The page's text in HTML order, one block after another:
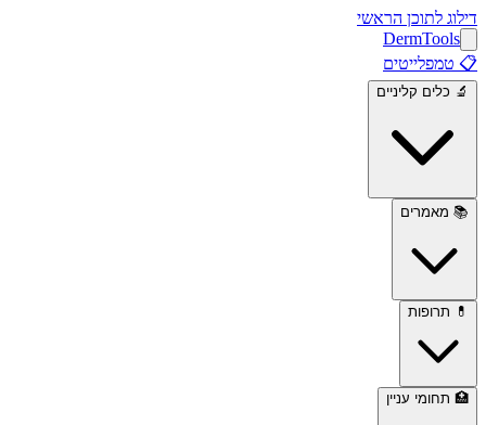
דילוג לתוכן הראשי
DermTools
📋 טמפלייטים
🔬 כלים קליניים
📚 מאמרים
💊 תרופות
🏥 תחומי עניין